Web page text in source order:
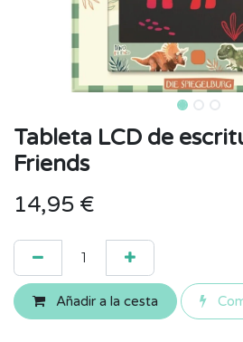
Tableta LCD de
Friends
14,95 €
Añadir a la cesta